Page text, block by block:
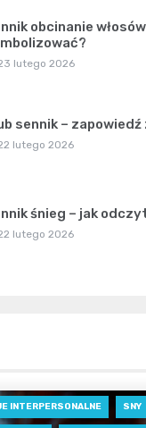
obcinanie
lutego 2026
sennik –
lutego 2026
śnieg – jak
lutego 2026
INTERPERSONALNE SNY